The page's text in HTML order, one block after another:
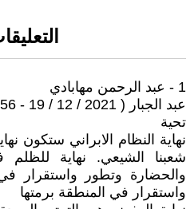
1 - عبد الرحمن مهابادي
عبد الجبار ( 2021 / 12 / 19 - 11:56 )
تحية
نهاية النظام الابراني ستكون
شعبنا الشيعي. نهاية للظلم
والحضارة وتطور واستقرار
واستقرار في المنطقة برمتها